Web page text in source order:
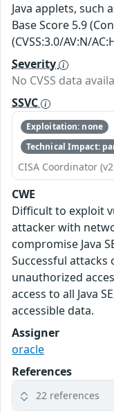
Java applets, such
Base Score 5.9
(CVSS:3.0/AV:N/
Severity
No CVSS data
SSVC
Exploitation: none
Technical Impact:
CISA Coordinator
CWE
Difficult to exploit
attacker with
compromise Java
Successful
unauthorized
access to all Java
accessible data.
Assigner
oracle
References
22 references